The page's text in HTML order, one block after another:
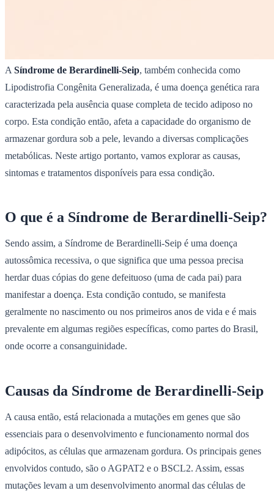
A Síndrome de Berardinelli-Seip, também conhecida como
Lipodistrofia Congênita Generalizada, é uma doença genética rara
caracterizada pela ausência quase completa de tecido adiposo no
corpo. Esta condição então, afeta a capacidade do organismo de
armazenar gordura sob a pele, levando a diversas complicações
metabólicas. Neste artigo portanto, vamos explorar as causas,
sintomas e tratamentos disponíveis para essa condição.
O que é a Síndrome de Berardinelli-Seip?
Sendo assim, a Síndrome de Berardinelli-Seip é uma doença
autossômica recessiva, o que significa que uma pessoa precisa
herdar duas cópias do gene defeituoso (uma de cada pai) para
manifestar a doença. Esta condição contudo, se manifesta
geralmente no nascimento ou nos primeiros anos de vida e é mais
prevalente em algumas regiões específicas, como partes do Brasil,
onde ocorre a consanguinidade.
Causas da Síndrome de Berardinelli-Seip
A causa então, está relacionada a mutações em genes que são
essenciais para o desenvolvimento e funcionamento normal dos
adipócitos, as células que armazenam gordura. Os principais genes
envolvidos contudo, são o AGPAT2 e o BSCL2. Assim, essas
mutações levam a um desenvolvimento anormal das células de